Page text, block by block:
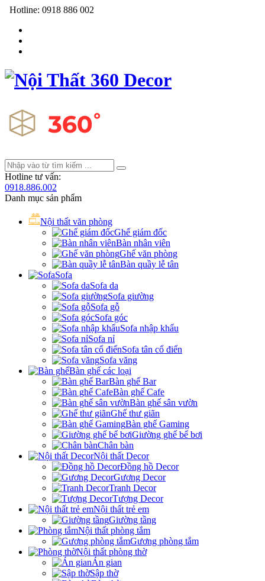
Hotline: 0918 886 002
Hotline tư vấn:
0918.886.002
Danh mục sản phẩm
Nội thất văn phòng
Ghế giám đốc
Bàn nhân viên
Ghế văn phòng
Bàn quầy lễ tân
Sofa
Sofa da
Sofa giường
Sofa gỗ
Sofa góc
Sofa nhập khẩu
Sofa nỉ
Sofa tân cổ điển
Sofa văng
Bàn ghế các loại
Bàn ghế Bar
Bàn ghế Cafe
Bàn ghế sân vườn
Ghế thư giãn
Bàn ghế Gaming
Giường ghế bể bơi
Chân bàn
Nội thất Decor
Đồng hồ Decor
Gương Decor
Tranh Decor
Tượng Decor
Nội thất trẻ em
Giường tầng
Nội thất phòng tắm
Gương phòng tắm
Nội thất phòng thờ
Án gian
Sập thờ